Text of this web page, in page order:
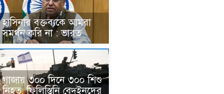
হাসিনার বক্তব্যকে আমরা
সমর্থন করি না : ভারত
গাজায় ৩০০ দিনে ৩০০ শিশু
নিহত, ফিলিস্তিনি বেদুইনদের